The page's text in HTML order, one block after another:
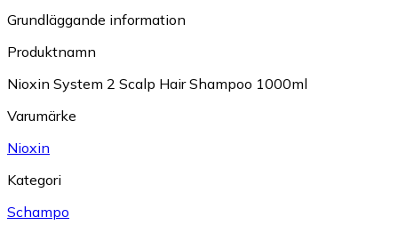
Grundläggande information
Produktnamn
Nioxin System 2 Scalp Hair Shampoo 1000ml
Varumärke
Nioxin
Kategori
Schampo